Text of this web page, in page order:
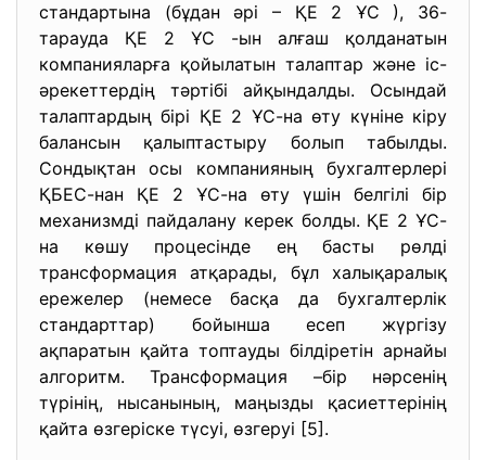
стандартына (бұдан әрі – ҚЕ 2 ҰС ), 36-
тарауда ҚЕ 2 ҰС -ын алғаш қолданатын
компанияларға қойылатын талаптар және іс-
әрекеттердің тәртібі айқындалды. Осындай
талаптардың бірі ҚЕ 2 ҰС-на өту күніне кіру
балансын қалыптастыру болып табылды.
Сондықтан осы компанияның бухгалтерлері
ҚБЕС-нан ҚЕ 2 ҰС-на өту үшін белгілі бір
механизмді пайдалану керек болды. ҚЕ 2 ҰС-
на көшу процесінде ең басты рөлді
трансформация атқарады, бұл халықаралық
ережелер (немесе басқа да бухгалтерлік
стандарттар) бойынша есеп жүргізу
ақпаратын қайта топтауды білдіретін арнайы
алгоритм. Трансформация –бір нәрсенің
түрінің, нысанының, маңызды қасиеттерінің
қайта өзгеріске түсуі, өзгеруі [5].